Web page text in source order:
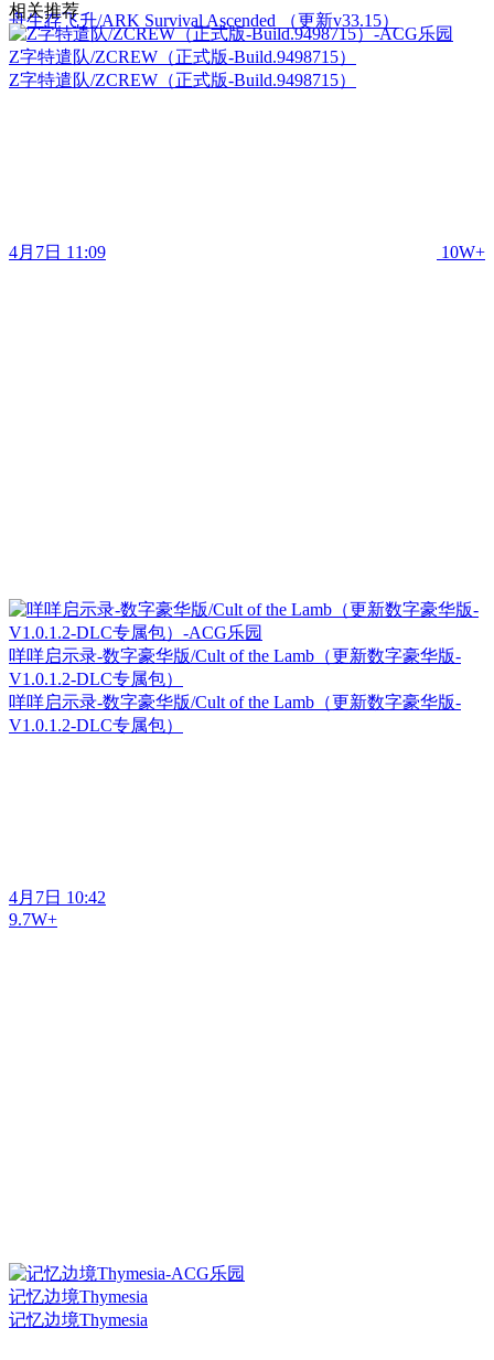
舟生存飞升/ARK Survival Ascended （更新v33.15）
相关推荐
Z字特遣队/ZCREW（正式版-Build.9498715）
Z字特遣队/ZCREW（正式版-Build.9498715）
4月7日 11:09 10W+
咩咩启示录-数字豪华版/Cult of the Lamb（更新数字豪华版-
V1.0.1.2-DLC专属包）
咩咩启示录-数字豪华版/Cult of the Lamb（更新数字豪华版-
V1.0.1.2-DLC专属包）
4月7日 10:42
9.7W+
记忆边境Thymesia
记忆边境Thymesia